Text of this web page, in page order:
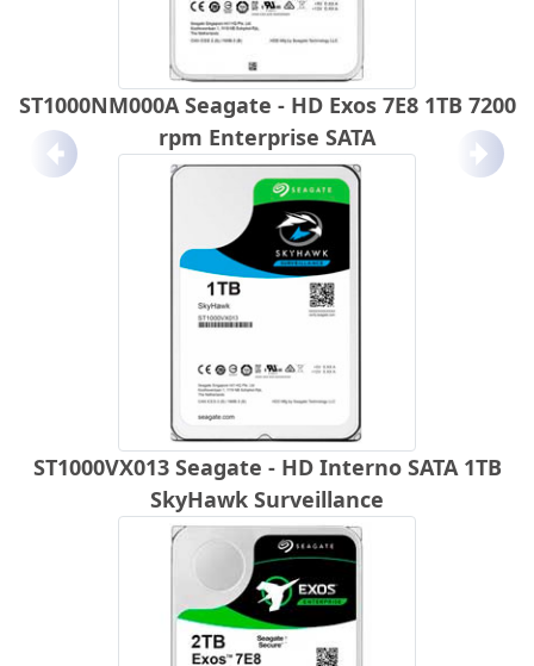
ST1000NM000A Seagate - HD Exos 7E8 1TB 7200
rpm Enterprise SATA
ST1000VX013 Seagate - HD Interno SATA 1TB
SkyHawk Surveillance
Anterior